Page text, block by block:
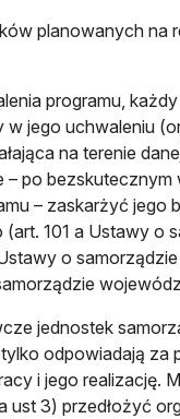
planowanych na
programu,
w jego uchwaleniu
na terenie
– po bezskutecznym
– zaskarżyć jego
(art. 101 a Ustawy o
o
jednostek
odpowiadają za
i jego realizację.
ust 3) przedłożyć